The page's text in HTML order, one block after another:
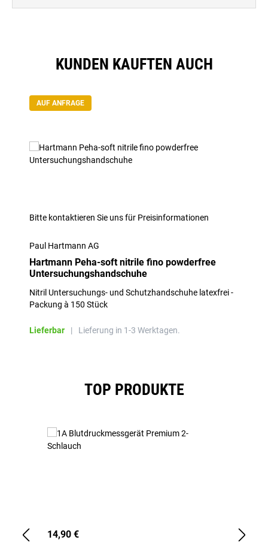
KUNDEN KAUFTEN AUCH
AUF ANFRAGE
Bitte kontaktieren Sie uns für Preisinformationen
Paul Hartmann AG
Hartmann Peha-soft nitrile fino powderfree
Untersuchungshandschuhe
Nitril Untersuchungs- und Schutzhandschuhe latexfrei -
Packung à 150 Stück
Lieferbar | Lieferung in 1-3 Werktagen.
TOP PRODUKTE
14,90 €